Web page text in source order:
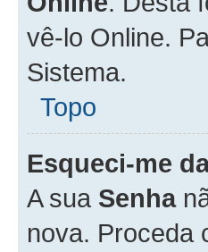
vê-lo Online.
Sistema.
Topo
Esqueci-me
A sua Senha
nova. Proceda